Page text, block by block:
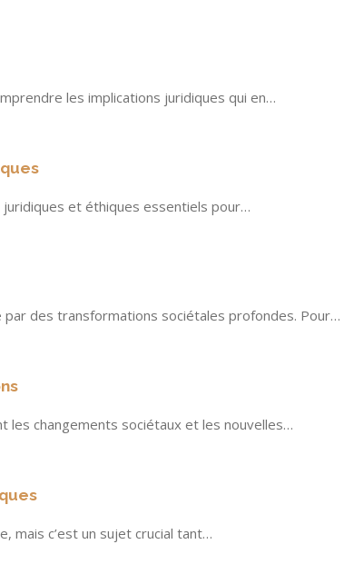
les implications juridiques qui en…
et éthiques essentiels pour…
par des transformations sociétales profondes. Pour…
les changements sociétaux et les nouvelles…
mais c’est un sujet crucial tant…